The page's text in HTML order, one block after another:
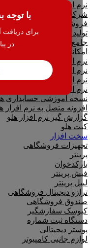
با توجه
برای دریافت
در
نرم افزار حسابداری هلو
شرکتی
فروشگاهی
تولیدی
جامع و صنعتی
امکانات افزودنی ( کیت
نرم افزار حسابداری اسپاد
نرم افزارهای مشاغل
نرم افزار تحت وب|بدکا
نرم افزار CRM|لینک به هلو
نسخه آموزشی حسابداری
افزونه متصل به نرم افزار
گزارش گیر نرم افزار هلو
کیت هلو
سخت افزار
تجهیزات فروشگاهی
پرینتر
بارکدخوان
فیش پرینتر
لیبل پرینتر
ترازو دیجیتال فروشگاهی
صندوق فروشگاهی
کیوسک سفارشگیر
دستگاه ثبت شماره
پوستر دیجیتالی
لوازم جانبی کامپیوتر